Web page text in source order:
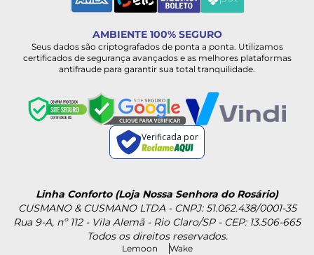
AMBIENTE 100% SEGURO
Seus dados são criptografados de ponta a ponta. Utilizamos
certificados de segurança avançados e as melhores plataformas
antifraude para garantir sua total tranquilidade.
Verificada por
Linha Conforto (Loja Nossa Senhora do Rosário)
CUSMANO & CUSMANO LTDA - CNPJ: 51.062.438/0001-35
Rua 9-A, nº 112 - Vila Alemã - Rio Claro/SP - CEP: 13.506-665
Todos os direitos reservados.
Lemoon Wake